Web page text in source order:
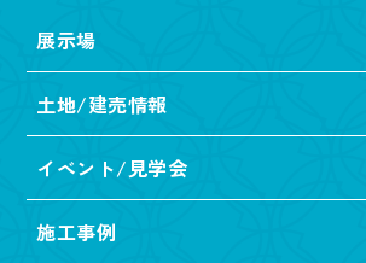
展示場
土地/建売情報
イベント/見学会
施工事例